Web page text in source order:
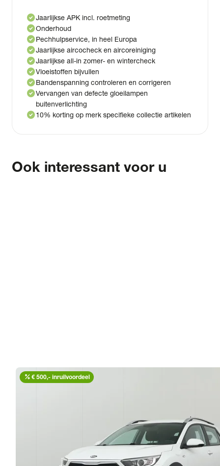
check_circleJaarlijkse APK incl. roetmeting
check_circleOnderhoud
check_circlePechhulpservice, in heel Europa
check_circleJaarlijkse aircocheck en aircoreiniging
check_circleJaarlijkse all-in zomer- en wintercheck
check_circleVloeistoffen bijvullen
check_circleBandenspanning controleren en corrigeren
check_circleVervangen van defecte gloeilampen
buitenverlichting
check_circle10% korting op merk specifieke collectie artikelen
Ook interessant voor u
percent € 500,- inruilvoordeel